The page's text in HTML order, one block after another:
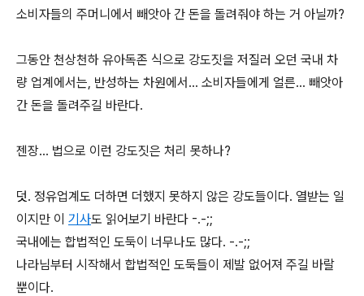
소비자들의 주머니에서 빼앗아 간 돈을 돌려줘야 하는 거 아닐까?
그동안 천상천하 유아독존 식으로 강도짓을 저질러 오던 국내 차
량 업계에서는, 반성하는 차원에서... 소비자들에게 얼른... 빼앗아
간 돈을 돌려주길 바란다.
젠장... 법으로 이런 강도짓은 처리 못하나?
덧. 정유업계도 더하면 더했지 못하지 않은 강도들이다. 열받는 일
이지만 이 기사도 읽어보기 바란다 -.-;;
국내에는 합법적인 도둑이 너무나도 많다. -.-;;
나라님부터 시작해서 합법적인 도둑들이 제발 없어져 주길 바랄
뿐이다.